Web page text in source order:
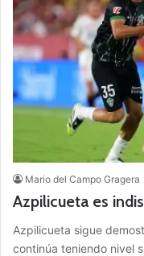
Mario del Campo Gragera
Azpilicueta es
Azpilicueta sigue
continúa teniendo nivel